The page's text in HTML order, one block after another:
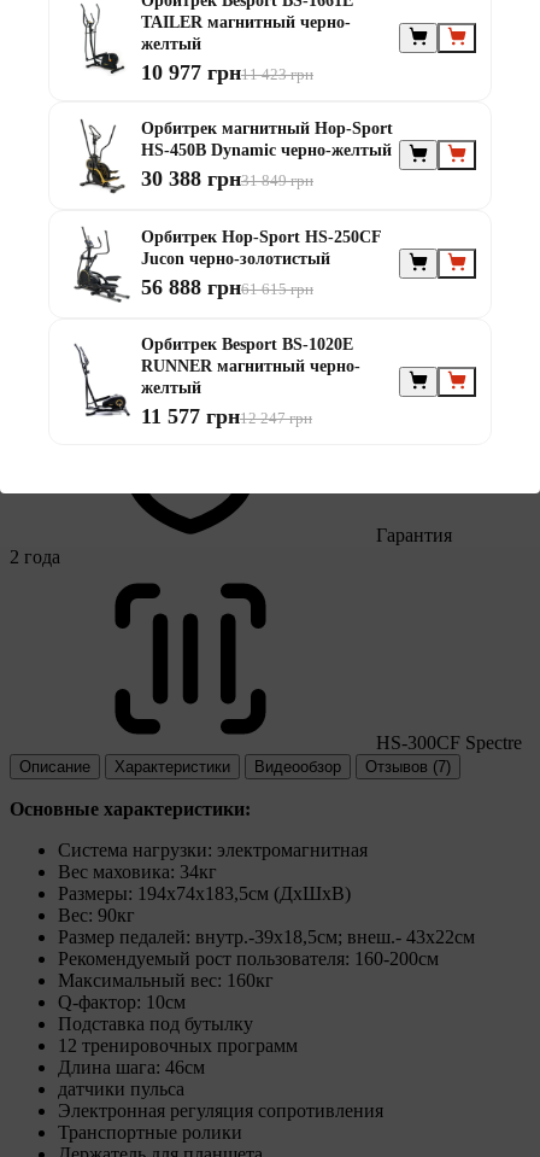
В избранное
Гарантия
2 года
HS-300CF Spectre
Описание Характеристики Видеообзор Отзывов (7)
Основные характеристики:
Система нагрузки: электромагнитная
Вес маховика: 34кг
Размеры: 194х74х183,5см (ДхШхВ)
Вес: 90кг
Размер педалей: внутр.-39х18,5см; внеш.- 43x22см
Рекомендуемый рост пользователя: 160-200см
Максимальный вес: 160кг
Q-фактор: 10см
Подставка под бутылку
12 тренировочных программ
Длина шага: 46см
датчики пульса
Электронная регуляция сопротивления
Транспортные ролики
TAILER магнитный черно-
желтый
10 977 грн11 423 грн
Орбитрек магнитный Hop-Sport
HS-450B Dynamic черно-желтый
30 388 грн31 849 грн
Орбитрек Hop-Sport HS-250CF
Jucon черно-золотистый
56 888 грн61 615 грн
Орбитрек Besport BS-1020E
RUNNER магнитный черно-
желтый
11 577 грн12 247 грн